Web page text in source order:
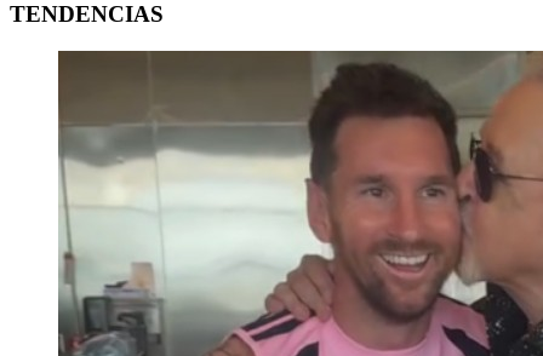
TENDENCIAS